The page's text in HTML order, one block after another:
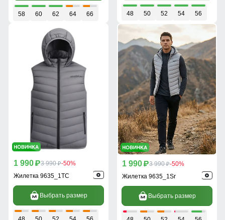
58 60 62 64 66 48 50 52 54 56
1 990 p3 990 p-50%
Жилетка 9635_1TC
Выбрать размер
1 990 p3 990 p-50%
Жилетка 9635_1Sr
Выбрать размер